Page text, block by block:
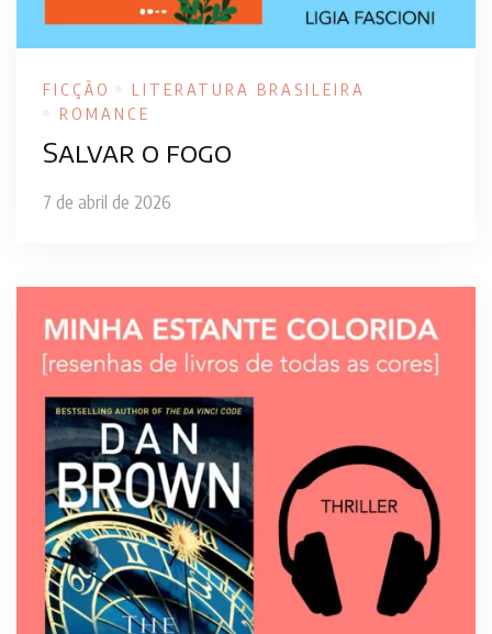
FICÇÃO
LITERATURA BRASILEIRA
ROMANCE
Salvar o fogo
7 de abril de 2026